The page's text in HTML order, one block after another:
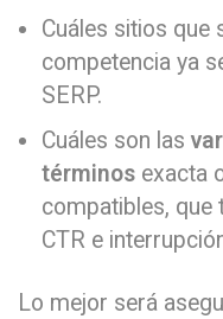
Cuáles sitios que
competencia ya
SERP.
Cuáles son las
términos exacta
compatibles, que
CTR e
Lo mejor será